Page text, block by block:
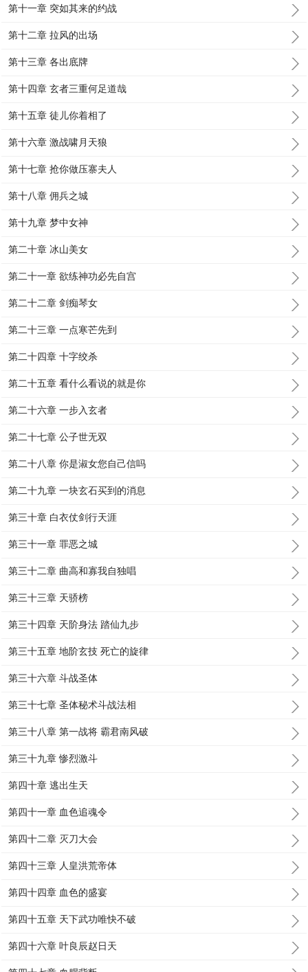
第十一章 突如其来的约战
第十二章 拉风的出场
第十三章 各出底牌
第十四章 玄者三重何足道哉
第十五章 徒儿你着相了
第十六章 激战啸月天狼
第十七章 抢你做压寨夫人
第十八章 佣兵之城
第十九章 梦中女神
第二十章 冰山美女
第二十一章 欲练神功必先自宫
第二十二章 剑痴琴女
第二十三章 一点寒芒先到
第二十四章 十字绞杀
第二十五章 看什么看说的就是你
第二十六章 一步入玄者
第二十七章 公子世无双
第二十八章 你是淑女您自己信吗
第二十九章 一块玄石买到的消息
第三十章 白衣仗剑行天涯
第三十一章 罪恶之城
第三十二章 曲高和寡我自独唱
第三十三章 天骄榜
第三十四章 天阶身法 踏仙九步
第三十五章 地阶玄技 死亡的旋律
第三十六章 斗战圣体
第三十七章 圣体秘术斗战法相
第三十八章 第一战将 霸君南风破
第三十九章 惨烈激斗
第四十章 逃出生天
第四十一章 血色追魂令
第四十二章 灭刀大会
第四十三章 人皇洪荒帝体
第四十四章 血色的盛宴
第四十五章 天下武功唯快不破
第四十六章 叶良辰赵日天